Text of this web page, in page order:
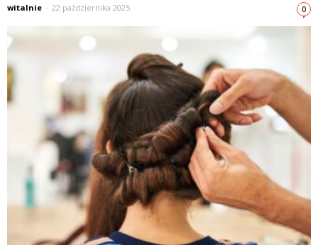
witalnie - 22 października 2025 0